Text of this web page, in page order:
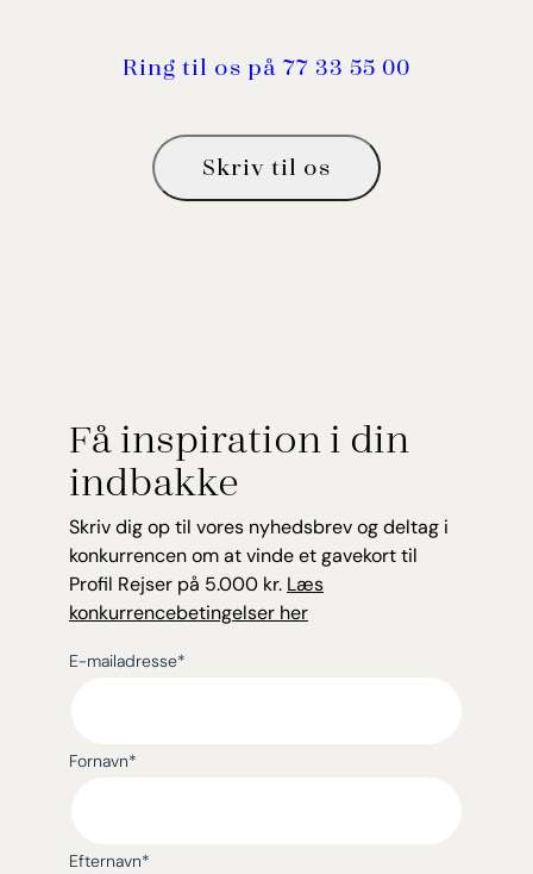
Ring til os på 77 33 55 00
Skriv til os
Få inspiration i din
indbakke
Skriv dig op til vores nyhedsbrev og deltag i
konkurrencen om at vinde et gavekort til
Profil Rejser på 5.000 kr. Læs
konkurrencebetingelser her
E-mailadresse*
Fornavn*
Efternavn*